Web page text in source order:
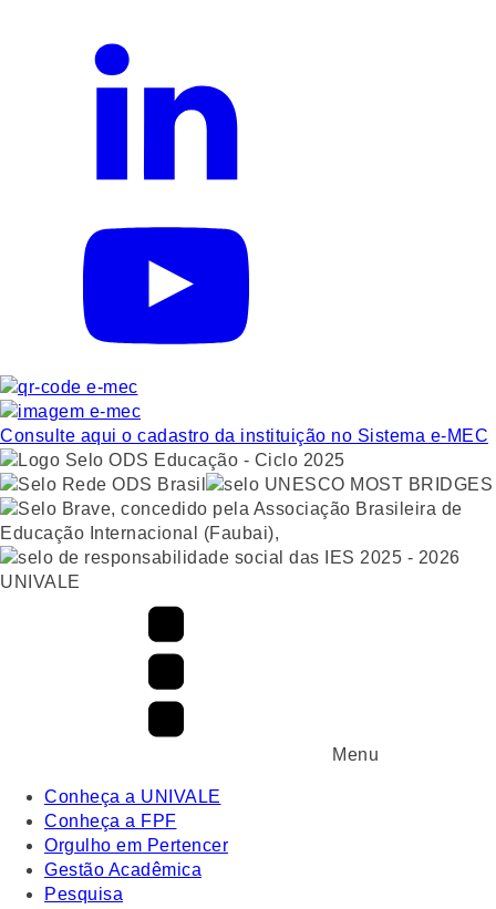
Consulte aqui o cadastro da instituição no Sistema e-MEC
UNIVALE
Menu
Conheça a UNIVALE
Conheça a FPF
Orgulho em Pertencer
Gestão Acadêmica
Pesquisa